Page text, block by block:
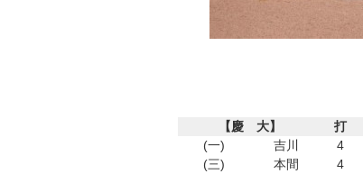
【慶 大】 打
(一)
吉川 4
(三)
本間 4